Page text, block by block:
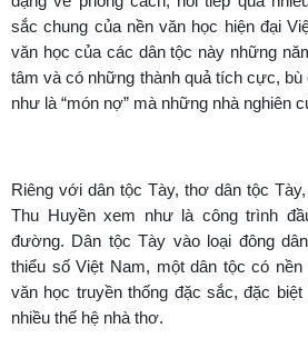
sắc chung của nền văn học hiện đại
văn học của các dân tộc này những
tâm và có những thành quả tích cực, bù
như là “món nợ” mà những nhà nghiên
Riêng với dân tộc Tày, thơ dân tộc
Thu Huyền xem như là công trình
đường. Dân tộc Tày vào loại đông
thiểu số Việt Nam, một dân tộc có
văn học truyền thống đặc sắc, đặc
nhiều thế hệ nhà thơ.